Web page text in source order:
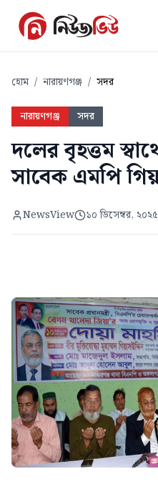
হোম / নারায়ণগঞ্জ / সদর
নারায়ণগঞ্জ সদর
দলের বৃহত্তম
সাবেক এমপি
NewsView ১০ ডিসেম্বর,